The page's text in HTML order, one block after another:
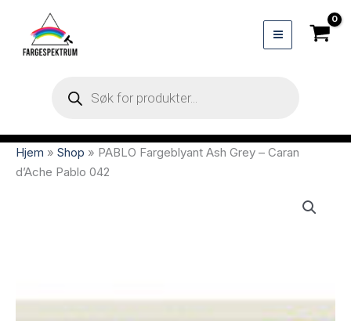
search
Hjem » Shop » PABLO Fargeblyant Ash Grey – Caran
d’Ache Pablo 042